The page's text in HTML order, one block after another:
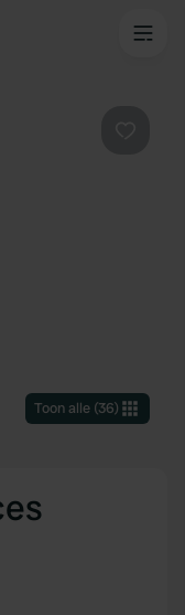
Toon alle(36)